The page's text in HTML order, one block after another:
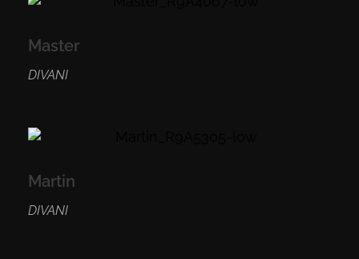
Master
DIVANI
Martin
DIVANI